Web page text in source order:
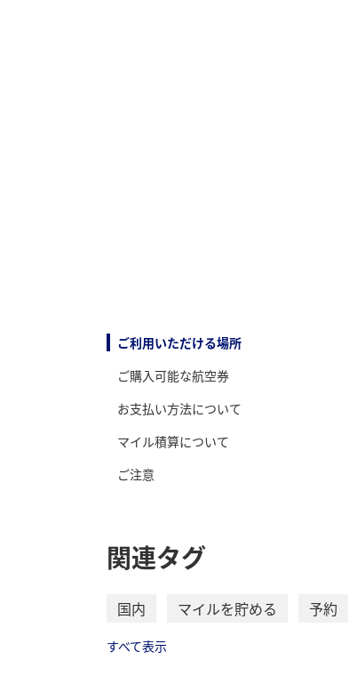
ご利用いただける場所
ご購入可能な航空券
お支払い方法について
マイル積算について
ご注意
関連タグ
国内 マイルを貯める 予約
すべて表示